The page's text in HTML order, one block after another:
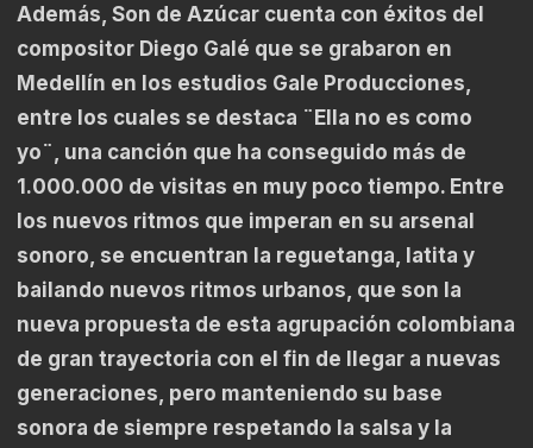
Además, Son de Azúcar cuenta con éxitos del
compositor Diego Galé que se grabaron en
Medellín en los estudios Gale Producciones,
entre los cuales se destaca ¨Ella no es como
yo¨, una canción que ha conseguido más de
1.000.000 de visitas en muy poco tiempo. Entre
los nuevos ritmos que imperan en su arsenal
sonoro, se encuentran la reguetanga, latita y
bailando nuevos ritmos urbanos, que son la
nueva propuesta de esta agrupación colombiana
de gran trayectoria con el fin de llegar a nuevas
generaciones, pero manteniendo su base
sonora de siempre respetando la salsa y la